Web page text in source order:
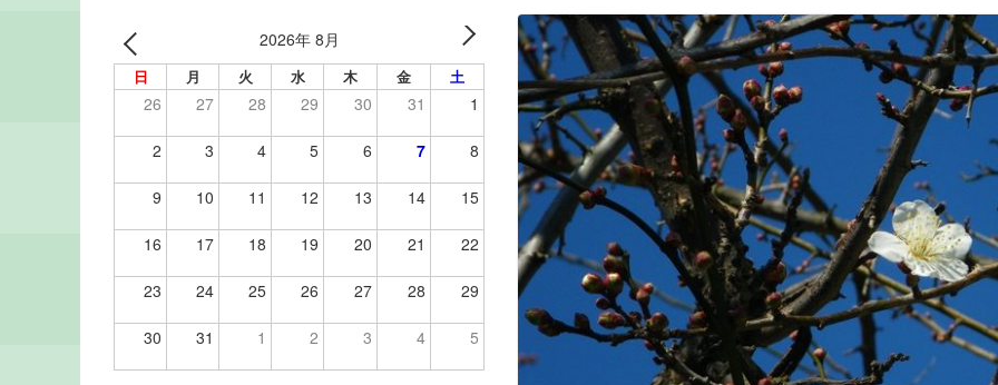
2026年 8月
日 月 火 水 木 金 土
26 27 28 29 30 31 1
2 3 4 5 6 7 8
9 10 11 12 13 14 15
16 17 18 19 20 21 22
23 24 25 26 27 28 29
30 31 1 2 3 4 5